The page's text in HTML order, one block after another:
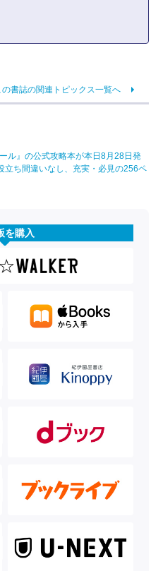
の書誌の関連トピックス一覧へ
ル』の公式攻略本が本日8月28日発
ち間違いなし、充実・必見の256ペ
を購入